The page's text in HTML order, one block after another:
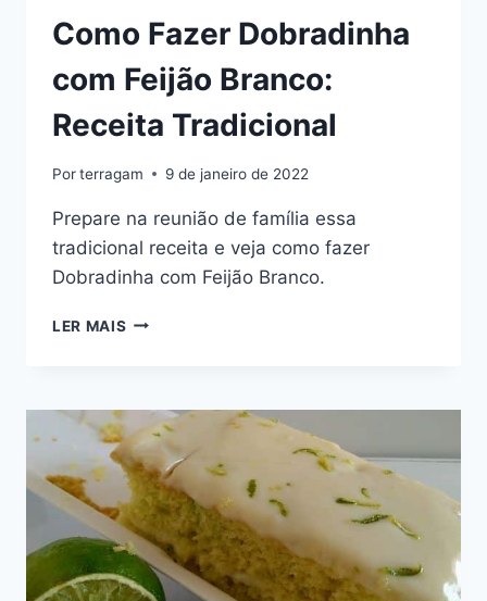
Como Fazer Dobradinha
com Feijão Branco:
Receita Tradicional
Porterragam 9 de janeiro de 2022
Prepare na reunião de família essa
tradicional receita e veja como fazer
Dobradinha com Feijão Branco.
LER MAIS COMO
FEIJÃO
BRANCO:
RECEITA
TRADICIONAL